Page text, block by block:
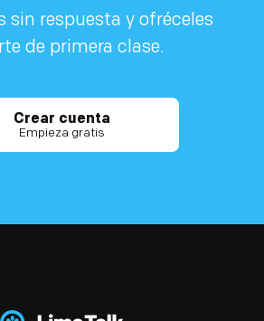
sin respuesta y ofréceles
de primera clase.
Crear cuenta
Empieza gratis